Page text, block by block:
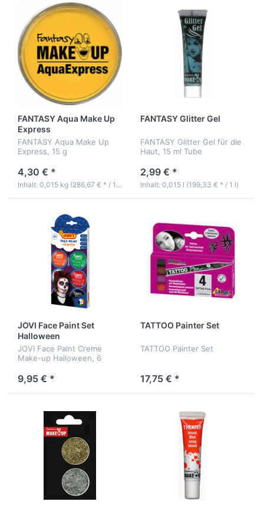
FANTASY Aqua Make Up
Express
FANTASY Aqua Make Up
Express, 15 g
4,30 € *
Inhalt: 0,015 kg (286,67 € * / 1 kg)
FANTASY Glitter Gel
FANTASY Glitter Gel für die
Haut, 15 ml Tube
2,99 € *
Inhalt: 0,015 l (199,33 € * / 1 l)
JOVI Face Paint Set
Halloween
JOVI Face Paint Creme
Make-up Halloween, 6
9,95 € *
TATTOO Painter Set
TATTOO Painter Set
17,75 € *